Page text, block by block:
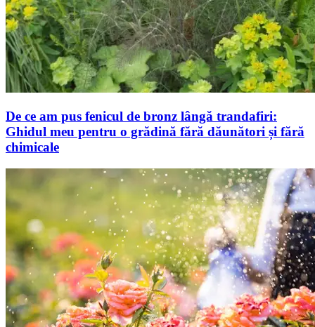
De ce am pus fenicul de bronz lângă trandafiri:
Ghidul meu pentru o grădină fără dăunători și fără
chimicale